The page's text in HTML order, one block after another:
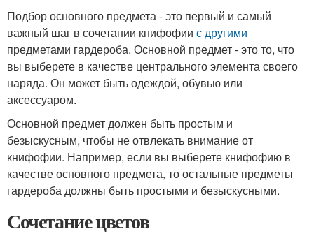
Подбор основного предмета - это первый и самый
важный шаг в сочетании книфофии с другими
предметами гардероба. Основной предмет - это то, что
вы выберете в качестве центрального элемента своего
наряда. Он может быть одеждой, обувью или
аксессуаром.
Основной предмет должен быть простым и
безыскусным, чтобы не отвлекать внимание от
книфофии. Например, если вы выберете книфофию в
качестве основного предмета, то остальные предметы
гардероба должны быть простыми и безыскусными.
Сочетание цветов